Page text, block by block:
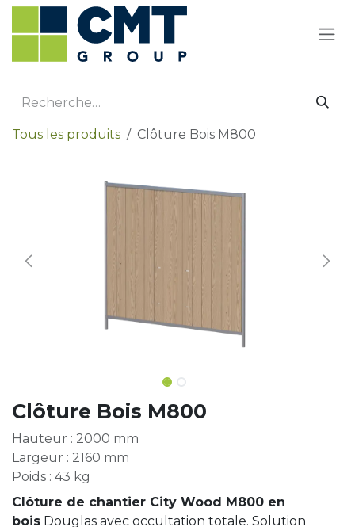
Se rendre au contenu
Tous les produits Clôture Bois M800
Clôture Bois M800
Hauteur : 2000 mm
Largeur : 2160 mm
Poids : 43 kg
Clôture de chantier City Wood M800 en
bois Douglas avec occultation totale. Solution